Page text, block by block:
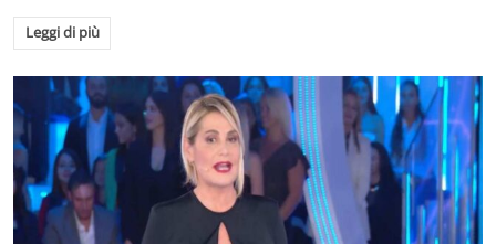
Leggi di più